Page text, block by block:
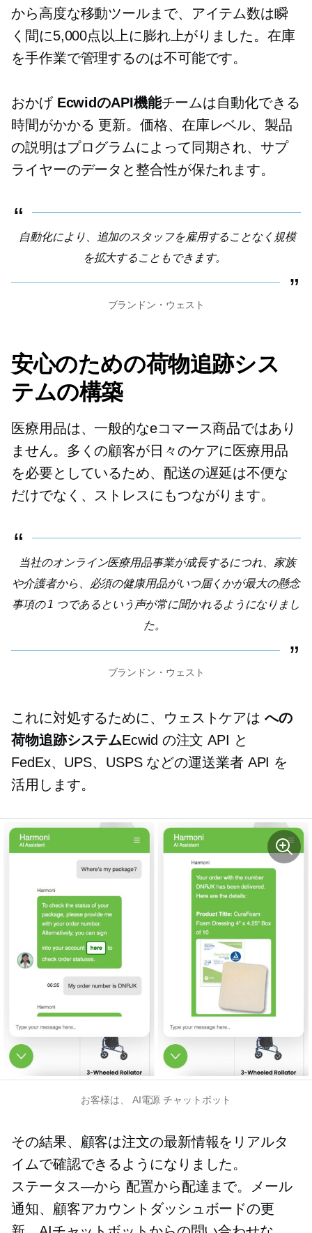
から高度な移動ツールまで、アイテム数は瞬
く間に5,000点以上に膨れ上がりました。在庫
を手作業で管理するのは不可能です。
おかげ EcwidのAPI機能チームは自動化できる
時間がかかる 更新。価格、在庫レベル、製品
の説明はプログラムによって同期され、サプ
ライヤーのデータと整合性が保たれます。
自動化により、追加のスタッフを雇用することなく規模
を拡大することもできます。
ブランドン・ウェスト
安心のための荷物追跡シス
テムの構築
医療用品は、一般的なeコマース商品ではあり
ません。多くの顧客が日々のケアに医療用品
を必要としているため、配送の遅延は不便な
だけでなく、ストレスにもつながります。
当社のオンライン医療用品事業が成長するにつれ、家族
や介護者から、必須の健康用品がいつ届くかが最大の懸念
事項の 1 つであるという声が常に聞かれるようになりまし
た。
ブランドン・ウェスト
これに対処するために、ウェストケアはへの
荷物追跡システムEcwid の注文 API と
FedEx、UPS、USPS などの運送業者 API を
活用します。
お客様は、 AI電源 チャットボット
その結果、顧客は注文の最新情報をリアルタ
イムで確認できるようになりました。
ステータス—から 配置から配達まで。メール
通知、顧客アカウントダッシュボードの更